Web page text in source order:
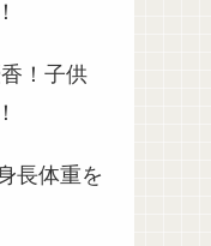
！子供
長体重を